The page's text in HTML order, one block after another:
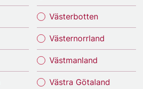
Västerbotten
Västernorrland
Västmanland
Västra Götaland